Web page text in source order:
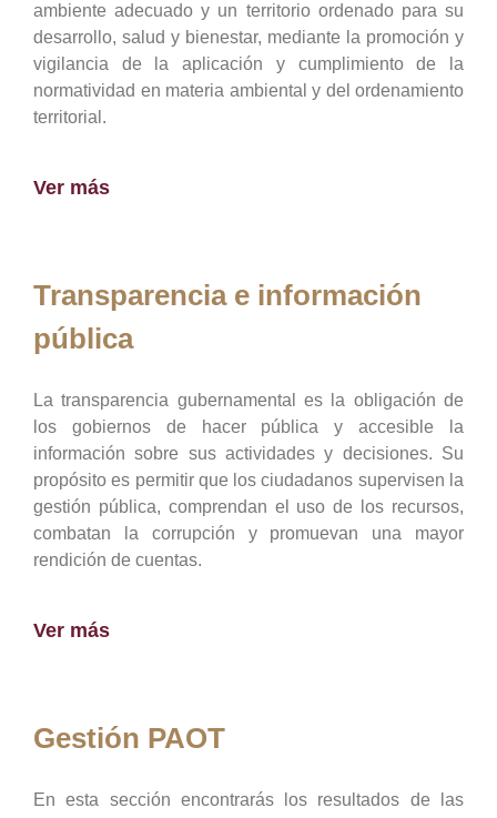
ambiente adecuado y un territorio ordenado para su
desarrollo, salud y bienestar, mediante la promoción y
vigilancia de la aplicación y cumplimiento de la
normatividad en materia ambiental y del ordenamiento
territorial.
Ver más
Transparencia e información
pública
La transparencia gubernamental es la obligación de
los gobiernos de hacer pública y accesible la
información sobre sus actividades y decisiones. Su
propósito es permitir que los ciudadanos supervisen la
gestión pública, comprendan el uso de los recursos,
combatan la corrupción y promuevan una mayor
rendición de cuentas.
Ver más
Gestión PAOT
En esta sección encontrarás los resultados de las